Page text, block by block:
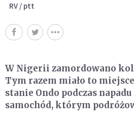
RV / ptt
W Nigerii zamordowano
Tym razem miało to
stanie Ondo podczas
samochód, którym